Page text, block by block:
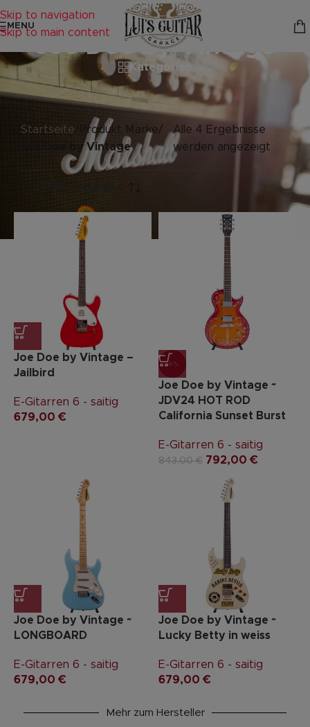
Skip to navigation
Skip to main content
MENU
Joe Doe by Vintage
Kategorien
Startseite/ Produkt Marke/
Joe Doe by Vintage
Alle 4 Ergebnisse
werden angezeigt
Joe Doe by Vintage –
Jailbird
E-Gitarren 6 - saitig
679,00 €
-6%
Joe Doe by Vintage ~
JDV24 HOT ROD
California Sunset Burst
E-Gitarren 6 - saitig
843,00€ 792,00 €
Joe Doe by Vintage ~
LONGBOARD
E-Gitarren 6 - saitig
679,00 €
Joe Doe by Vintage ~
Lucky Betty in weiss
E-Gitarren 6 - saitig
679,00 €
Mehr zum Hersteller